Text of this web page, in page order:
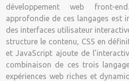
développement web front-
approfondie de ces langages est
des interfaces utilisateur
structure le contenu, CSS en
et JavaScript ajoute de
combinaison de ces trois
expériences web riches et